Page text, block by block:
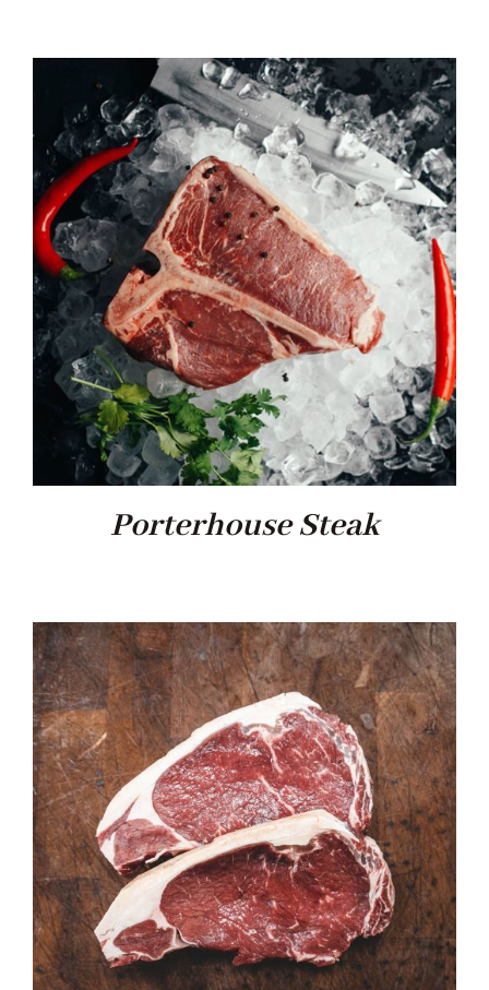
NOTICIES
CONTACTE
Porterhouse Steak